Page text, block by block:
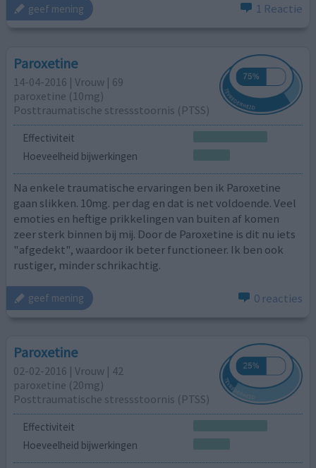
geef mening 1 Reactie
Paroxetine
14-04-2016 | Vrouw | 69
paroxetine (10mg)
Posttraumatische stressstoornis (PTSS)
Effectiviteit
Hoeveelheid bijwerkingen
Na enkele traumatische ervaringen ben ik Paroxetine
gaan slikken. 10mg. per dag en dat is net voldoende. Veel
emoties en heftige prikkelingen van buiten af komen
zeer sterk binnen bij mij. Door de Paroxetine is dit nu iets
"afgedekt", waardoor ik beter functioneer. Ik ben ook
rustiger, minder schrikachtig.
geef mening 0 reacties
Paroxetine
02-02-2016 | Vrouw | 42
paroxetine (20mg)
Posttraumatische stressstoornis (PTSS)
Effectiviteit
Hoeveelheid bijwerkingen